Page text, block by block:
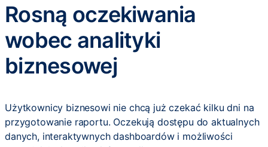
Rosną oczekiwania
wobec analityki
biznesowej
Użytkownicy biznesowi nie chcą już czekać kilku dni na
przygotowanie raportu. Oczekują dostępu do aktualnych
danych, interaktywnych dashboardów i możliwości